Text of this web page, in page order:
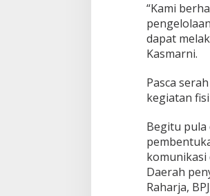
“Kami
dapat
Kasmarni.
Pasca
kegiatan
Begitu pula
Daerah
Raharja,